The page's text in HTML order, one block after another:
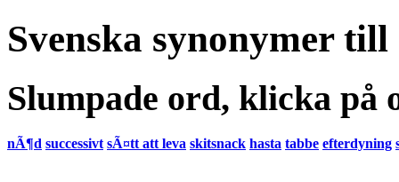
Svenska synonymer
Slumpade ord, klicka på
nÃ¶d successivt sÃ¤tt att leva skitsnack hasta tabbe efterdyning